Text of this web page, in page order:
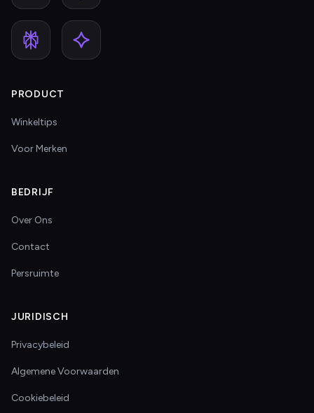
PRODUCT
Winkeltips
Voor Merken
BEDRIJF
Over Ons
Contact
Persruimte
JURIDISCH
Privacybeleid
Algemene Voorwaarden
Cookiebeleid